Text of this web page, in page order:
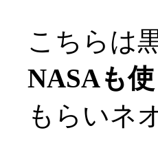
こちらは
NASAも
もらいネ